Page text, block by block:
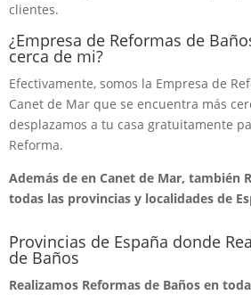
clientes.
¿Empresa de Reformas de
cerca de mi?
Efectivamente, somos la Empresa de
Canet de Mar que se encuentra más
desplazamos a tu casa gratuitamente
Reforma.
Además de en Canet de Mar, también
todas las provincias y localidades de
Provincias de España donde
de Baños
Realizamos Reformas de Baños en